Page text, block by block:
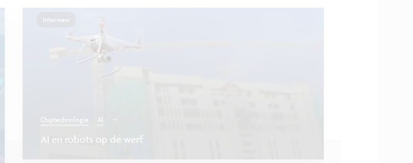
Interview
Chiptechnologie AI ...
AI en robots op de werf